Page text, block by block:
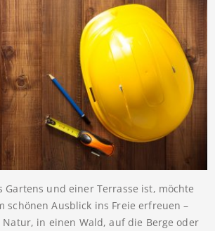
Gartens und einer Terrasse ist, möchte
schönen Ausblick ins Freie erfreuen –
in einen Wald, auf die Berge oder